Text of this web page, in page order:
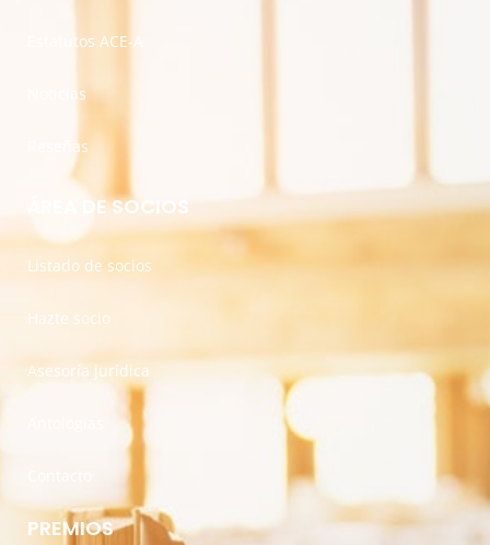
Estatutos ACE-A
Noticias
Reseñas
ÁREA DE SOCIOS
Listado de socios
Hazte socio
Asesoría jurídica
PREMIOS